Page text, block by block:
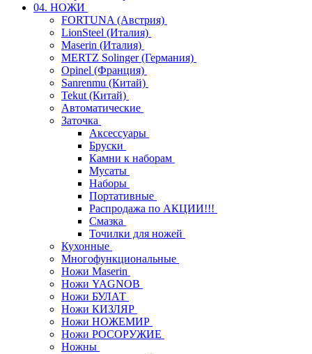
04. НОЖИ
FORTUNA (Австрия)
LionSteel (Италия)
Maserin (Италия)
MERTZ Solinger (Германия)
Opinel (Франция)
Sanrenmu (Китай)
Tekut (Китай)
Автоматические
Заточка
Аксессуары
Бруски
Камни к наборам
Мусаты
Наборы
Портативные
Распродажа по АКЦИИ!!!
Смазка
Точилки для ножей
Кухонные
Многофункциональные
Ножи Maserin
Ножи YAGNOB
Ножи БУЛАТ
Ножи КИЗЛЯР
Ножи НОЖЕМИР
Ножи РОСОРУЖИЕ
Ножны